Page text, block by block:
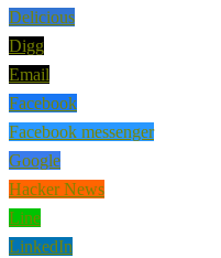
Delicious
Digg
Email
Facebook
Facebook messenger
Google
Hacker News
Line
LinkedIn